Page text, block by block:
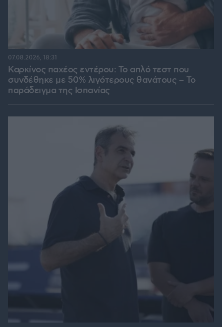
Καρκίνος παχέος εντέρου: Το απλό τεστ που
συνδέθηκε με 50% λιγότερους θανάτους – Το
παράδειγμα της Ισπανίας
07.08.2026, 18:31